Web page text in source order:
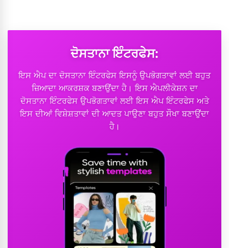
ਦੋਸਤਾਨਾ ਇੰਟਰਫੇਸ:
ਇਸ ਐਪ ਦਾ ਦੋਸਤਾਨਾ ਇੰਟਰਫੇਸ ਇਸਨੂੰ ਉਪਭੋਗਤਾਵਾਂ ਲਈ ਬਹੁਤ
ਜ਼ਿਆਦਾ ਆਕਰਸ਼ਕ ਬਣਾਉਂਦਾ ਹੈ। ਇਸ ਐਪਲੀਕੇਸ਼ਨ ਦਾ
ਦੋਸਤਾਨਾ ਇੰਟਰਫੇਸ ਉਪਭੋਗਤਾਵਾਂ ਲਈ ਇਸ ਐਪ ਇੰਟਰਫੇਸ ਅਤੇ
ਇਸ ਦੀਆਂ ਵਿਸ਼ੇਸ਼ਤਾਵਾਂ ਦੀ ਆਦਤ ਪਾਉਣਾ ਬਹੁਤ ਸੌਖਾ ਬਣਾਉਂਦਾ
ਹੈ।